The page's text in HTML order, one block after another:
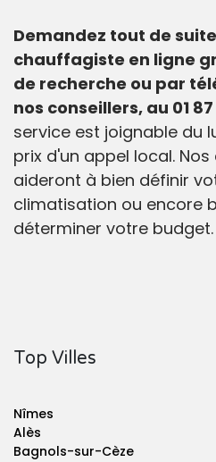
Demandez tout de
chauffagiste en ligne
de recherche ou par
nos conseillers, au 01 87
service est joignable du
prix d'un appel local.
aideront à bien définir
climatisation ou encore
déterminer votre budget.
Top Villes
Nîmes
Alès
Bagnols-sur-Cèze